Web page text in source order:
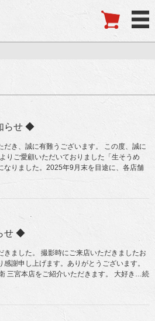
らせ ◆
だき、誠に有難うございます。 この度、誠に
りご愛顧いただいておりました「生そうめ
なりました。2025年9月末を目途に、各店舗
せ ◆
きました。 撮影時にご来店いただきましたお
感謝申し上げます。ありがとうございます。
三宮本店をご紹介いただきます。 大好き …続